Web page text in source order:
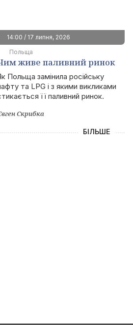
14:00 / 17 липня, 2026
Польща
живе паливний ринок
після позбавлення
від РФ
Польща замінила російську
та LPG і з якими викликами
її паливний ринок.
Скрибка
БІЛЬШЕ